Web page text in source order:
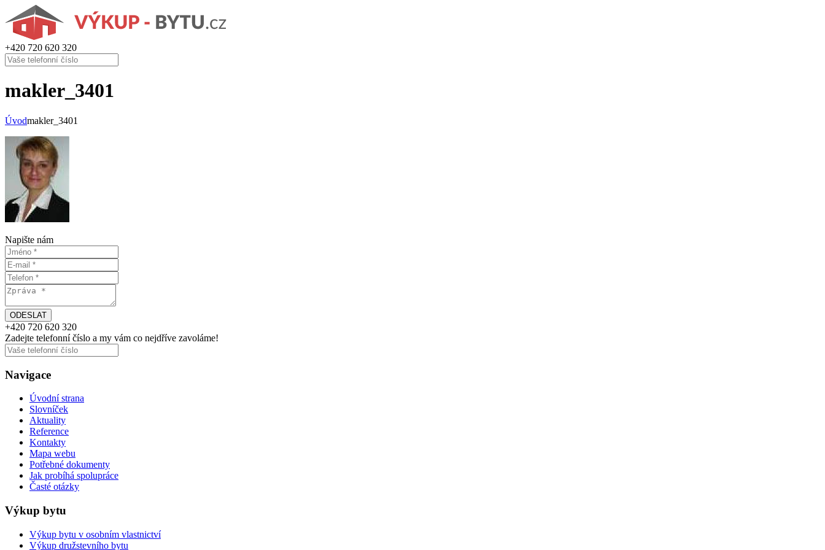
+420 720 620 320
makler_3401
Úvodmakler_3401
Napište nám
+420 720 620 320
Zadejte telefonní číslo a my vám co nejdříve zavoláme!
Navigace
Úvodní strana
Slovníček
Aktuality
Reference
Kontakty
Mapa webu
Potřebné dokumenty
Jak probíhá spolupráce
Časté otázky
Výkup bytu
Výkup bytu v osobním vlastnictví
Výkup družstevního bytu